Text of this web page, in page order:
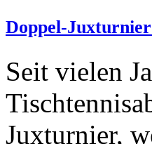
Doppel-
Seit vielen
Juxturnier,